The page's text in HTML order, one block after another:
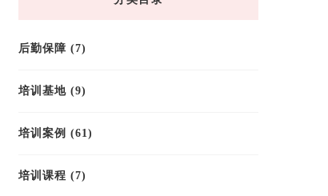
后勤保障 (7)
培训基地 (9)
培训案例 (61)
培训课程 (7)